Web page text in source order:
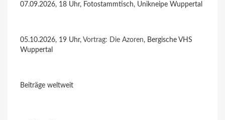
07.09.2026, 18 Uhr, Fotostammtisch, Unikneipe Wuppertal
05.10.2026, 19 Uhr, Vortrag: Die Azoren, Bergische VHS
Wuppertal
Beiträge weltweit